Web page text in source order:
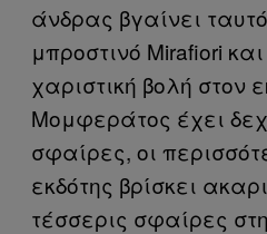
άνδρας βγαίνει
μπροστινό Mirafiori και
χαριστική βολή στον
Μομφεράτος έχει
σφαίρες, οι
εκδότης βρίσκει
τέσσερις σφαίρες